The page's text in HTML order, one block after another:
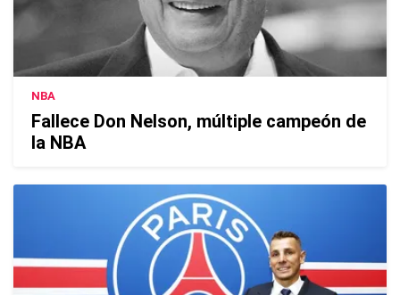
NBA
Fallece Don Nelson, múltiple campeón de
la NBA